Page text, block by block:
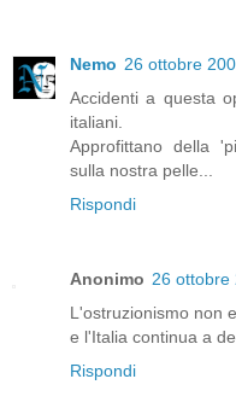
Nemo 26 ottobre
Accidenti a questa
italiani.
Approfittano della
sulla nostra pelle...
Rispondi
Anonimo 26 ottobre
L'ostruzionismo non
e l'Italia continua a
Rispondi